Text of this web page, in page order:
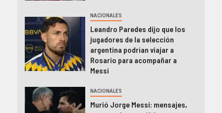
NACIONALES
Leandro Paredes dijo que los
jugadores de la selección
argentina podrían viajar a
Rosario para acompañar a
Messi
NACIONALES
Murió Jorge Messi: mensajes,